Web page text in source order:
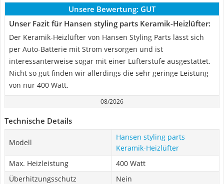
Unsere Bewertung: GUT
Unser Fazit für Hansen styling parts Keramik-Heizlüfter:
Der Keramik-Heizlüfter von Hansen Styling Parts lässt sich
per Auto-Batterie mit Strom versorgen und ist
interessanterweise sogar mit einer Lüfterstufe ausgestattet.
Nicht so gut finden wir allerdings die sehr geringe Leistung
von nur 400 Watt.
08/2026
Technische Details
Modell
Hansen styling parts
Keramik-Heizlüfter
Max. Heizleistung
400 Watt
Überhitzungsschutz
Nein